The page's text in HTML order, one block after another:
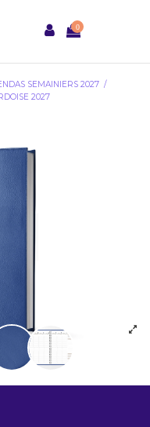
0
SEMAINIERS 2027
2027